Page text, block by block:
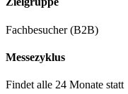
Fachbesucher (B2B)
Messezyklus
Findet alle 24 Monate statt